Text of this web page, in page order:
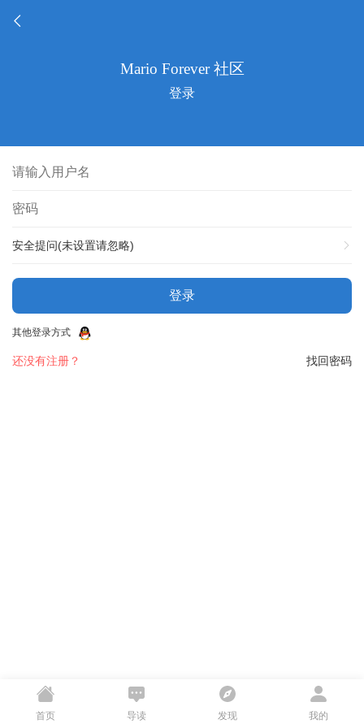
登录
安全提问(未设置请忽略)
登录
其他登录方式
找回密码
还没有注册？
首页 导读 发现 我的